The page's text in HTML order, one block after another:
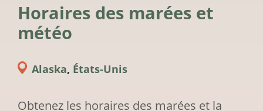
Horaires des marées et
météo
Alaska, États-Unis
Obtenez les horaires des marées et la